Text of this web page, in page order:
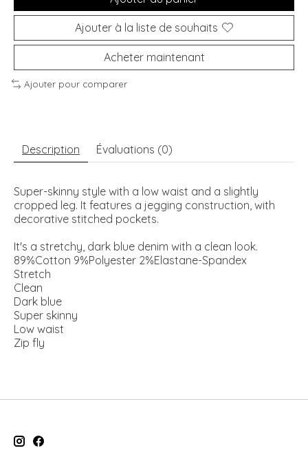
Ajouter à la liste de souhaits
Acheter maintenant
Ajouter pour comparer
Description Évaluations (0)
Super-skinny style with a low waist and a slightly
cropped leg. It features a jegging construction, with
decorative stitched pockets.
It's a stretchy, dark blue denim with a clean look.
89%Cotton 9%Polyester 2%Elastane-Spandex
Stretch
Clean
Dark blue
Super skinny
Low waist
Zip fly